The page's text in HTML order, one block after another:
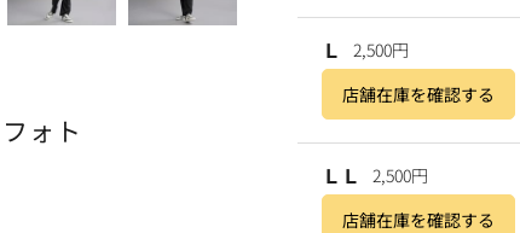
フォト
Ｌ 2,500円
店舗在庫を確認する
ＬＬ 2,500円
店舗在庫を確認する